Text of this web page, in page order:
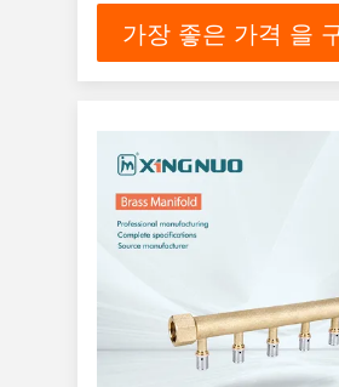
가장 좋은 가격 을